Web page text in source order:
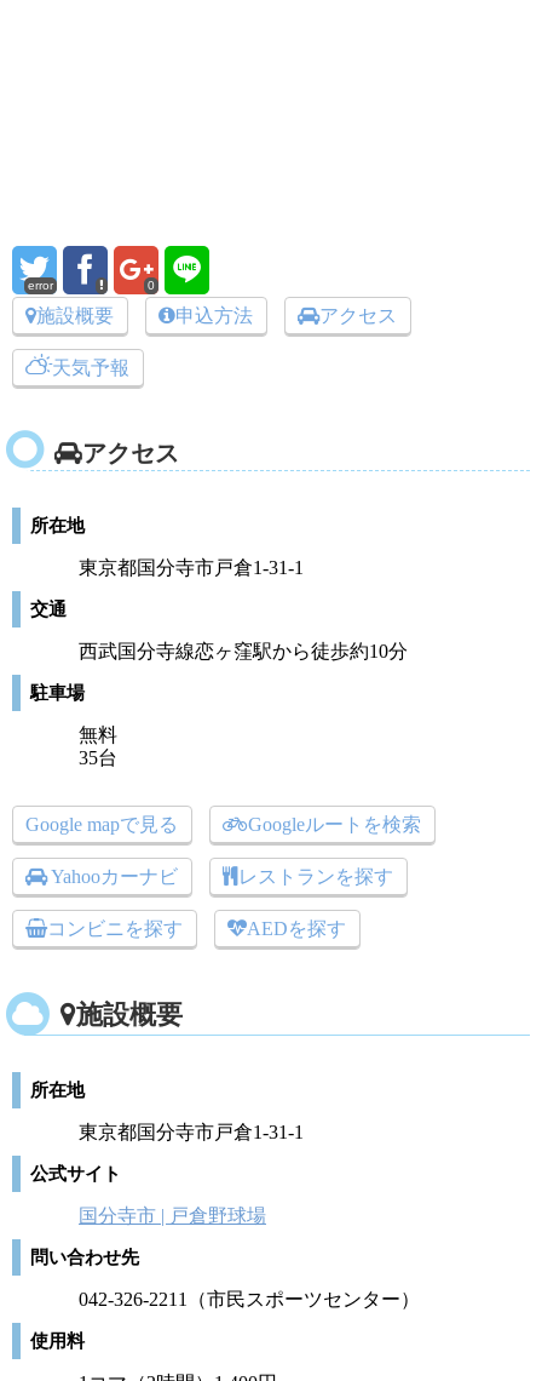
error 0
施設概要 申込方法 アクセス
天気予報
アクセス
所在地
東京都国分寺市戸倉1-31-1
交通
西武国分寺線恋ヶ窪駅から徒歩約10分
駐車場
無料
35台
Google mapで見る Googleルートを検索
Yahooカーナビ レストランを探す
コンビニを探す AEDを探す
施設概要
所在地
東京都国分寺市戸倉1-31-1
公式サイト
国分寺市 | 戸倉野球場
問い合わせ先
042-326-2211（市民スポーツセンター）
使用料